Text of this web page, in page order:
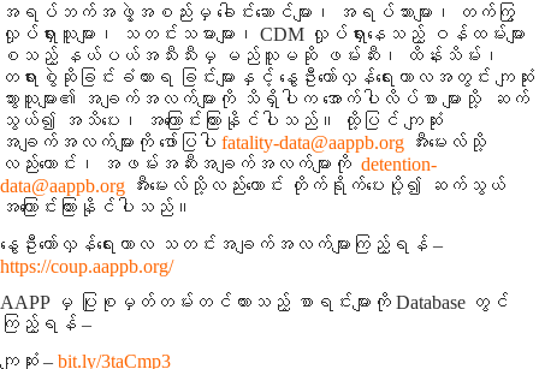
အရပ်ဘက်အဖွဲ့အစည်းမှ ခေါင်းဆောင်များ၊ အရပ်သားများ၊ တက်ကြွ
လှုပ်ရှားသူများ၊ သတင်းသမားများ၊ CDM လှုပ်ရှားနေသည့် ဝန်ထမ်းများ
စသည့် နယ်ပယ်အသီးသီးမှ မည်သူမဆို ဖမ်းဆီး၊ ထိန်းသိမ်း၊
တရားစွဲဆိုခြင်းခံထားရ ခြင်းများနှင့် နွေဦးတော်လှန်ရေးကာလအတွင်း ကျဆုံး
သွားသူများ၏ အချက်အလက်များကို သိရှိပါက အောက်ပါလိပ်စာ များသို့ ဆက်
သွယ်၍ အသိပေး၊ အကြောင်းကြားနိုင်ပါသည်။ ထို့ပြင် ကျဆုံး
အချက်အလက်များကို ဖော်ပြပါ fatality-data@aappb.org အီးမေးလ်သို့
လည်းကောင်း၊ အဖမ်းအဆီးအချက်အလက်များကို detention-
data@aappb.org အီးမေးလ်သို့လည်းကောင်း တိုက်ရိုက်ပေးပို့၍ ဆက်သွယ်
အကြောင်းကြားနိုင်ပါသည်။
နွေဦးတော်လှန်ရေးကာလ သတင်းအချက်အလက်များကြည့်ရန် –
https://coup.aappb.org/
AAPP မှ ပြုစုမှတ်တမ်းတင်ထားသည့် စာရင်းများကို Database တွင်
ကြည့်ရန် –
ကျဆုံး – bit.ly/3taCmp3